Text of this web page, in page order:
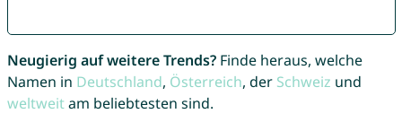
Neugierig auf weitere Trends?Finde heraus, welche
Namen in Deutschland, Österreich, der Schweiz und
weltweitam beliebtesten sind.